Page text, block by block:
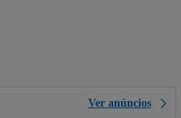
Ver anúncios